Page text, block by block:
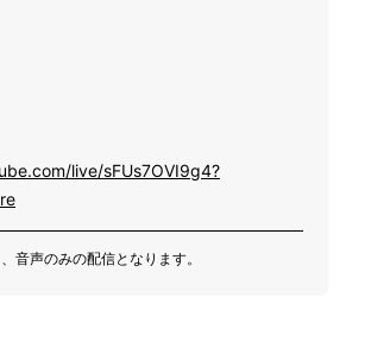
live/sFUs7OVI9g4?
音声のみの配信となります。